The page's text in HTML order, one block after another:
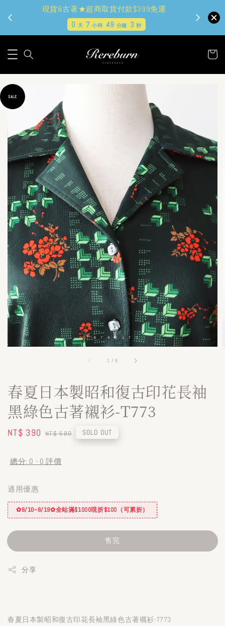
現貨&古著★超商取貨付款$399免運
0 天 7小時 49 分鐘 1 秒
1 / 6
SALE
春夏日本製昭和復古印花長袖
黑綠色古著襯衫-T773
Sale
NT$ 390 Regular
NT$ 580 SOLD OUT
總分: 0 - 0 評價
適用優惠
✿8/10~8/19✿全站滿$1000現折$100（可累折）
售完
分享
春夏日本製昭和復古印花長袖黑綠色古著襯衫-T773